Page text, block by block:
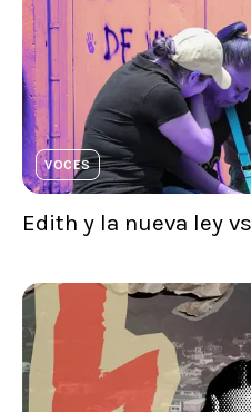
VOCES
Edith y la nueva ley